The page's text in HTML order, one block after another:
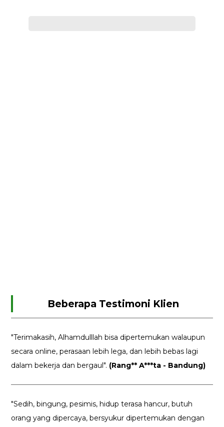
Beberapa Testimoni Klien
"Terimakasih, Alhamdulllah bisa dipertemukan walaupun
secara online, perasaan lebih lega, dan lebih bebas lagi
dalam bekerja dan bergaul". (Rang** A***ta - Bandung)
"Sedih, bingung, pesimis, hidup terasa hancur, butuh
orang yang dipercaya, bersyukur dipertemukan dengan